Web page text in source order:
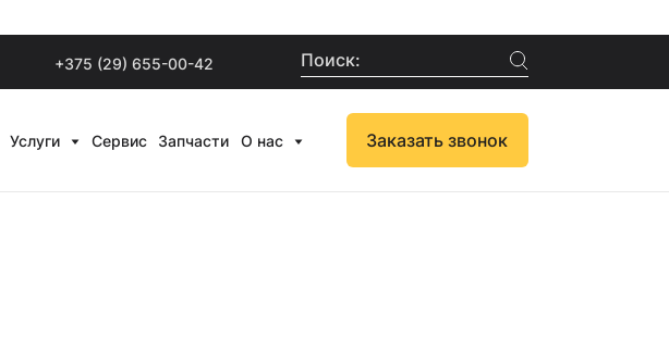
+375 (29) 655-00-42 Поиск:
Услуги Сервис Запчасти О нас Заказать звонок